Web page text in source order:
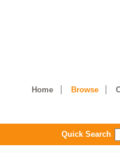
Home Browse
Quick Search